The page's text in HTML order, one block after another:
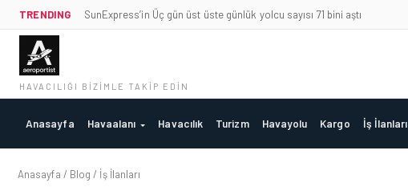
TRENDING SunExpress’in Üç gün üst üste günlük yolcu sayısı 71 bini aştı
HAVACILIĞI BIZIMLE TAKIP EDIN
Anasayfa Havaalanı Havacılık Turizm Havayolu Kargo İş İlanları
Anasayfa / Blog / İş İlanları